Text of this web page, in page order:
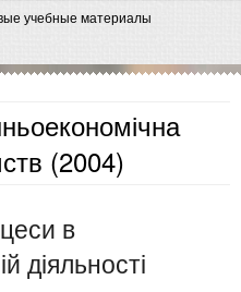
учебные материалы
(2004)
в
діяльності